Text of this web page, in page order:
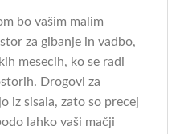
bo vašim malim
za gibanje in vadbo,
mesecih, ko se radi
Drogovi za
iz sisala, zato so precej
lahko vaši mačji